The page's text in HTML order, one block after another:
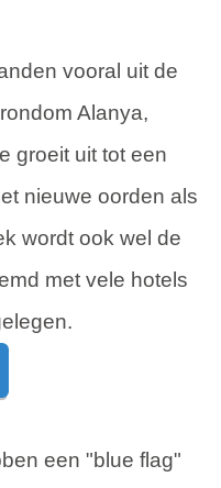
vooral uit de
Alanya,
groeit uit tot een
nieuwe oorden als
wordt ook wel de
met vele hotels
een "blue flag"